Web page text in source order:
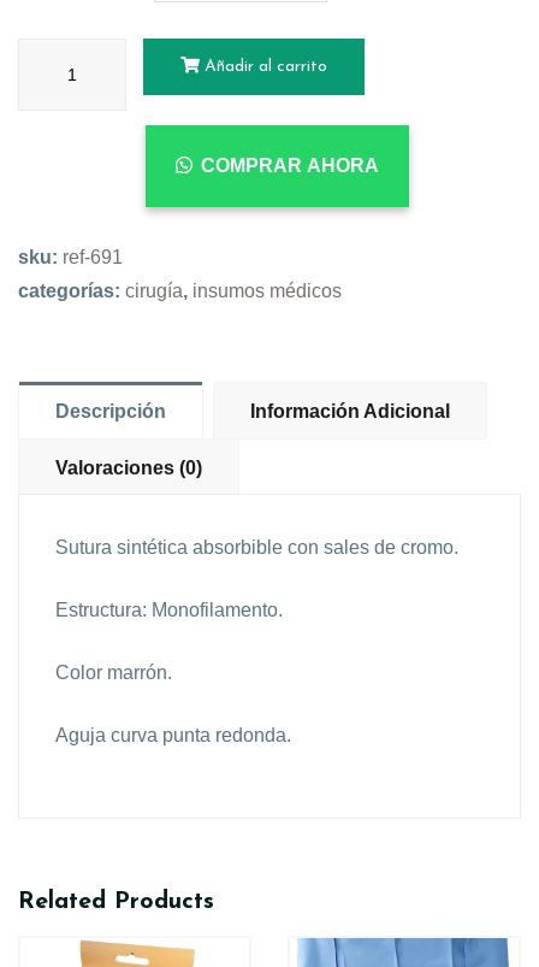
Añadir al carrito
COMPRAR AHORA
sku: ref-691
categorías: cirugía, insumos médicos
Descripción Información Adicional
Valoraciones (0)
Sutura sintética absorbible con sales de cromo.
Estructura: Monofilamento.
Color marrón.
Aguja curva punta redonda.
Related Products